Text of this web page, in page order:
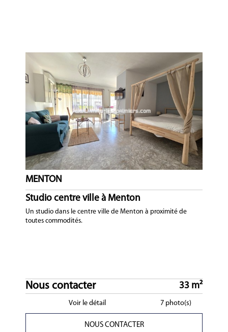
MENTON
Studio centre ville à Menton
Un studio dans le centre ville de Menton à proximité de
toutes commodités.
Nous contacter 33 m²
Voir le détail 7 photo(s)
NOUS CONTACTER